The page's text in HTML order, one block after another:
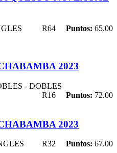
R64 Puntos: 65.00
2023
- DOBLES
R16
Puntos: 72.00
2023
R32 Puntos: 67.00